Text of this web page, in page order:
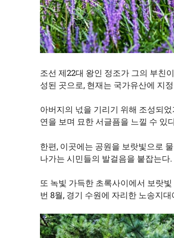
조선 제22대 왕인 정조가 그의 부친
성된 곳으로, 현재는 국가유산에 지
아버지의 넋을 기리기 위해 조성되
연을 보며 묘한 서글픔을 느낄 수 있
한편, 이곳에는 공원을 보랏빛으로
나가는 시민들의 발걸음을 붙잡는다.
또 녹빛 가득한 초록사이에서 보랏
번 8월, 경기 수원에 자리한 노송지